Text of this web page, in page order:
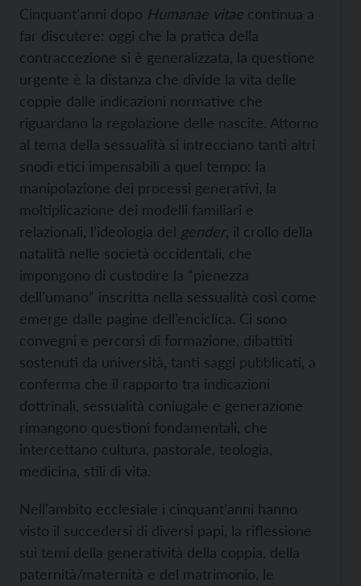
Cinquant’anni dopo Humanae vitae continua a
far discutere: oggi che la pratica della
contraccezione si è generalizzata, la questione
urgente è la distanza che divide la vita delle
coppie dalle indicazioni normative che
riguardano la regolazione delle nascite. Attorno
al tema della sessualità si intrecciano tanti altri
snodi etici impensabili a quel tempo: la
manipolazione dei processi generativi, la
moltiplicazione dei modelli familiari e
relazionali, l’ideologia del gender, il crollo della
natalità nelle società occidentali, che
impongono di custodire la “pienezza
dell’umano” inscritta nella sessualità così come
emerge dalle pagine dell’enciclica. Ci sono
convegni e percorsi di formazione, dibattiti
sostenuti da università, tanti saggi pubblicati, a
conferma che il rapporto tra indicazioni
dottrinali, sessualità coniugale e generazione
rimangono questioni fondamentali, che
intercettano cultura, pastorale, teologia,
medicina, stili di vita.
Nell’ambito ecclesiale i cinquant’anni hanno
visto il succedersi di diversi papi, la riflessione
sui temi della generatività della coppia, della
paternità/maternità e del matrimonio, le